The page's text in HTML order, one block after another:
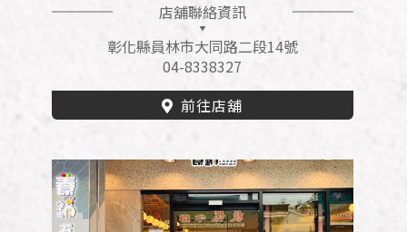
店舖聯絡資訊
彰化縣員林市大同路二段14號
04-8338327
前往店舖